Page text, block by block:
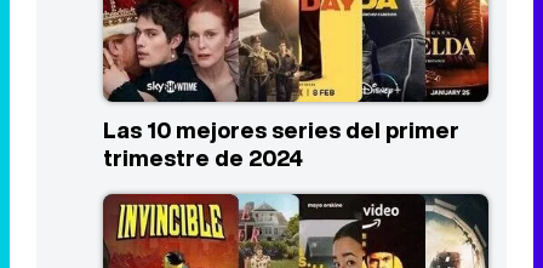
Las 10 mejores series del primer
trimestre de 2024